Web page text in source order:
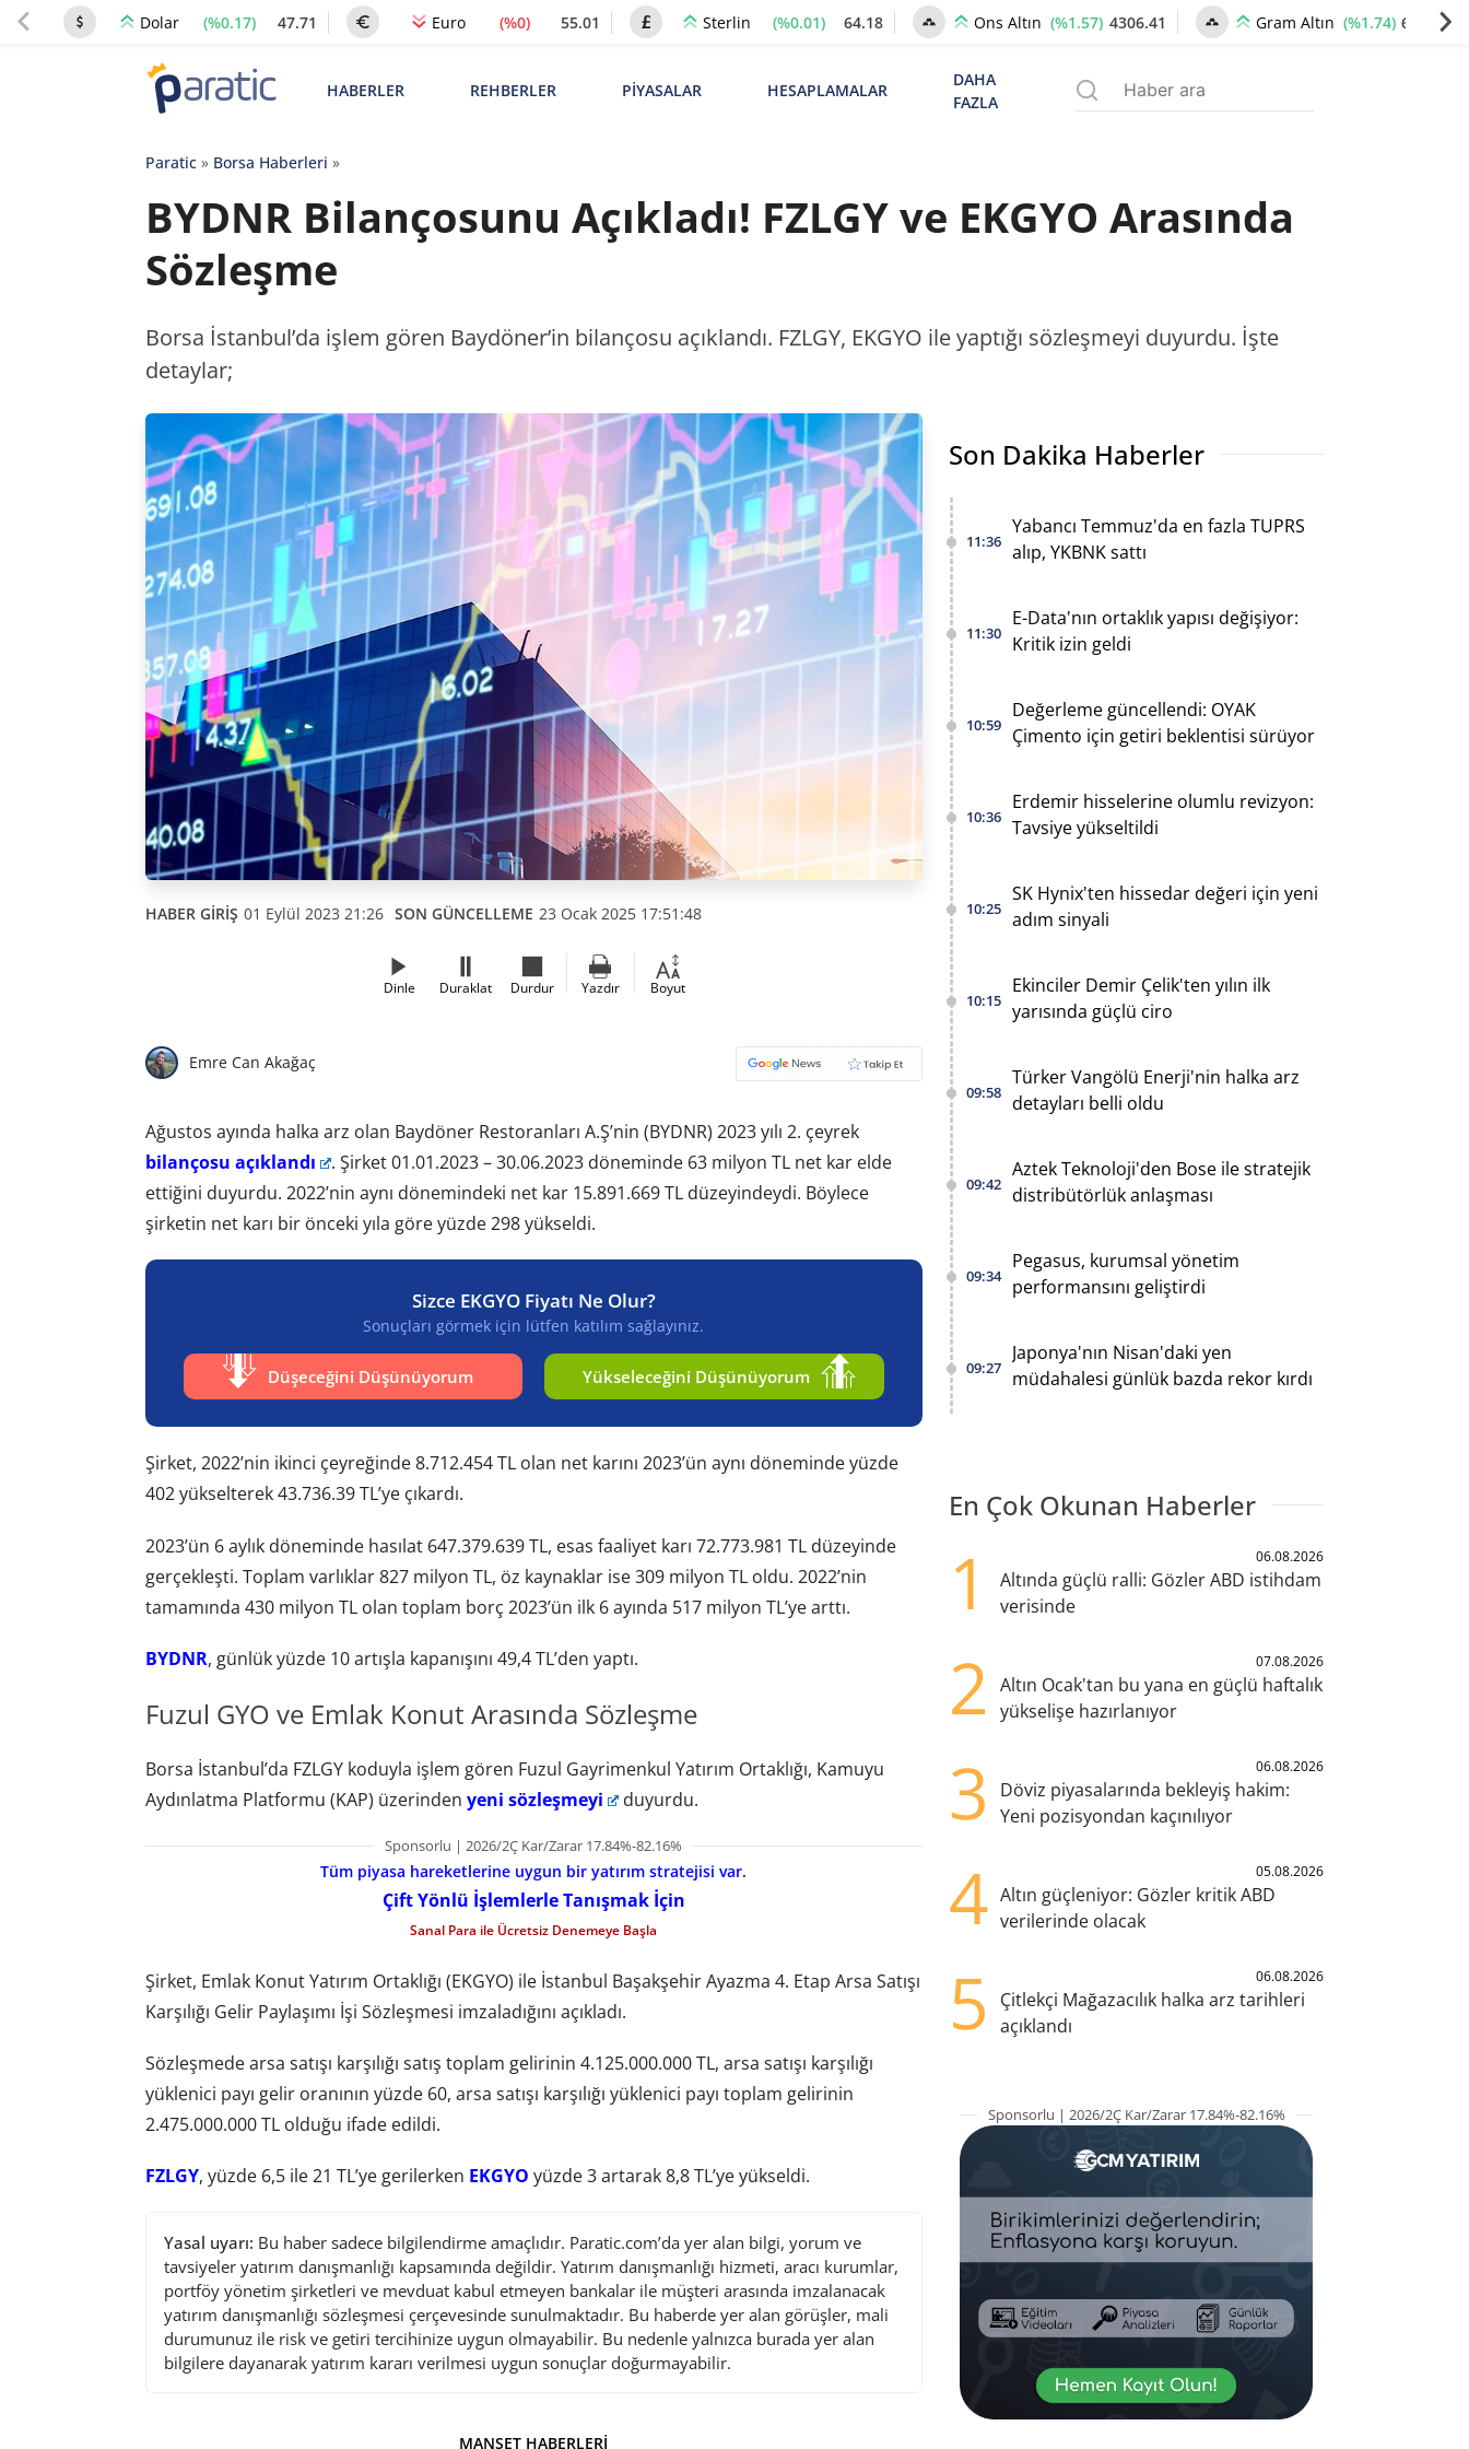
Dolar (%0.17) 47.71 Euro (%0) 55.01 Sterlin (%0.01) 64.18 Ons Altın (%1.57) 4306.41 Gram Altın (%1.74) 6605.44
HABERLER REHBERLER PİYASALAR HESAPLAMALAR
DAHA
FAZLA
Paratic» Borsa Haberleri »
BYDNR Bilançosunu Açıkladı! FZLGY ve EKGYO Arasında
Sözleşme
Borsa İstanbul’da işlem gören Baydöner’in bilançosu açıklandı. FZLGY, EKGYO ile yaptığı sözleşmeyi duyurdu. İşte
detaylar;
HABER GİRİŞ 01 Eylül 2023 21:26 SON GÜNCELLEME 23 Ocak 2025 17:51:48
Dinle Duraklat Durdur Yazdır Boyut
Emre Can Akağaç
Ağustos ayında halka arz olan Baydöner Restoranları A.Ş’nin (BYDNR) 2023 yılı 2. çeyrek
bilançosu açıklandı
. Şirket 01.01.2023 – 30.06.2023 döneminde 63 milyon TL net kar elde
ettiğini duyurdu. 2022’nin aynı dönemindeki net kar 15.891.669 TL düzeyindeydi. Böylece
şirketin net karı bir önceki yıla göre yüzde 298 yükseldi.
Sizce EKGYO Fiyatı Ne Olur?
Sonuçları görmek için lütfen katılım sağlayınız.
Düşeceğini Düşünüyorum Yükseleceğini Düşünüyorum
Şirket, 2022’nin ikinci çeyreğinde 8.712.454 TL olan net karını 2023’ün aynı döneminde yüzde
402 yükselterek 43.736.39 TL’ye çıkardı.
2023’ün 6 aylık döneminde hasılat 647.379.639 TL, esas faaliyet karı 72.773.981 TL düzeyinde
gerçekleşti. Toplam varlıklar 827 milyon TL, öz kaynaklar ise 309 milyon TL oldu. 2022’nin
tamamında 430 milyon TL olan toplam borç 2023’ün ilk 6 ayında 517 milyon TL’ye arttı.
BYDNR, günlük yüzde 10 artışla kapanışını 49,4 TL’den yaptı.
Fuzul GYO ve Emlak Konut Arasında Sözleşme
Borsa İstanbul’da FZLGY koduyla işlem gören Fuzul Gayrimenkul Yatırım Ortaklığı, Kamuyu
Aydınlatma Platformu (KAP) üzerinden yeni sözleşmeyi duyurdu.
Sponsorlu | 2026/2Ç Kar/Zarar 17.84%-82.16%
Tüm piyasa hareketlerine uygun bir yatırım stratejisi var.
Çift Yönlü İşlemlerle Tanışmak İçin
Sanal Para ile Ücretsiz Denemeye Başla
Şirket, Emlak Konut Yatırım Ortaklığı (EKGYO) ile İstanbul Başakşehir Ayazma 4. Etap Arsa Satışı
Karşılığı Gelir Paylaşımı İşi Sözleşmesi imzaladığını açıkladı.
Sözleşmede arsa satışı karşılığı satış toplam gelirinin 4.125.000.000 TL, arsa satışı karşılığı
yüklenici payı gelir oranının yüzde 60, arsa satışı karşılığı yüklenici payı toplam gelirinin
2.475.000.000 TL olduğu ifade edildi.
FZLGY, yüzde 6,5 ile 21 TL’ye gerilerken EKGYO yüzde 3 artarak 8,8 TL’ye yükseldi.
Yasal uyarı: Bu haber sadece bilgilendirme amaçlıdır. Paratic.com’da yer alan bilgi, yorum ve
tavsiyeler yatırım danışmanlığı kapsamında değildir. Yatırım danışmanlığı hizmeti, aracı kurumlar,
portföy yönetim şirketleri ve mevduat kabul etmeyen bankalar ile müşteri arasında imzalanacak
yatırım danışmanlığı sözleşmesi çerçevesinde sunulmaktadır. Bu haberde yer alan görüşler, mali
durumunuz ile risk ve getiri tercihinize uygun olmayabilir. Bu nedenle yalnızca burada yer alan
bilgilere dayanarak yatırım kararı verilmesi uygun sonuçlar doğurmayabilir.
MANŞET HABERLERI
Son Dakika Haberler
11:36
Yabancı Temmuz'da en fazla TUPRS
alıp, YKBNK sattı
11:30
E-Data'nın ortaklık yapısı değişiyor:
Kritik izin geldi
10:59
Değerleme güncellendi: OYAK
Çimento için getiri beklentisi sürüyor
10:36
Erdemir hisselerine olumlu revizyon:
Tavsiye yükseltildi
10:25
SK Hynix'ten hissedar değeri için yeni
adım sinyali
10:15
Ekinciler Demir Çelik'ten yılın ilk
yarısında güçlü ciro
09:58
Türker Vangölü Enerji'nin halka arz
detayları belli oldu
09:42
Aztek Teknoloji'den Bose ile stratejik
distribütörlük anlaşması
09:34
Pegasus, kurumsal yönetim
performansını geliştirdi
09:27
Japonya'nın Nisan'daki yen
müdahalesi günlük bazda rekor kırdı
En Çok Okunan Haberler
1 06.08.2026
Altında güçlü ralli: Gözler ABD istihdam
verisinde
2 07.08.2026
Altın Ocak'tan bu yana en güçlü haftalık
yükselişe hazırlanıyor
3 06.08.2026
Döviz piyasalarında bekleyiş hakim:
Yeni pozisyondan kaçınılıyor
4 05.08.2026
Altın güçleniyor: Gözler kritik ABD
verilerinde olacak
5 06.08.2026
Çitlekçi Mağazacılık halka arz tarihleri
açıklandı
Sponsorlu | 2026/2Ç Kar/Zarar 17.84%-82.16%